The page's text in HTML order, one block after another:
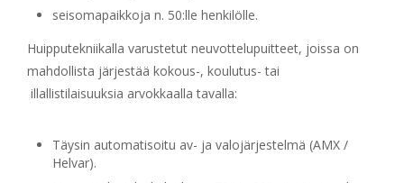
seisomapaikkoja n. 50:lle henkilölle.
Huipputekniikalla varustetut neuvottelupuitteet, joissa on
mahdollista järjestää kokous-, koulutus- tai
illallistilaisuuksia arvokkaalla tavalla:
Täysin automatisoitu av- ja valojärjestelmä (AMX /
Helvar).